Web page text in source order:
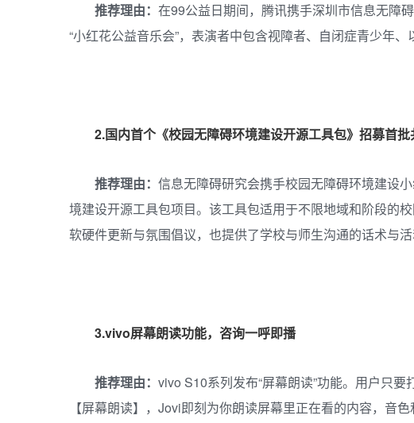
推荐理由： 在99公益日期间，腾讯携手深圳市信息无障
“小红花公益音乐会”，表演者中包含视障者、自闭症青少年、
2.国内首个《校园无障碍环境建设开源工具包》招募首批
推荐理由： 信息无障碍研究会携手校园无障碍环境建设
境建设开源工具包项目。该工具包适用于不限地域和阶段的
软硬件更新与氛围倡议，也提供了学校与师生沟通的话术与活
3.vivo屏幕朗读功能，咨询一呼即播
推荐理由： vivo S10系列发布“屏幕朗读”功能。用户只
【屏幕朗读】，Jovi即刻为你朗读屏幕里正在看的内容，音